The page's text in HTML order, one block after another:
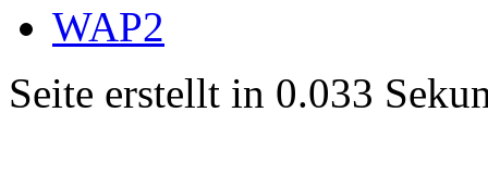
WAP2
Seite erstellt in 0.033